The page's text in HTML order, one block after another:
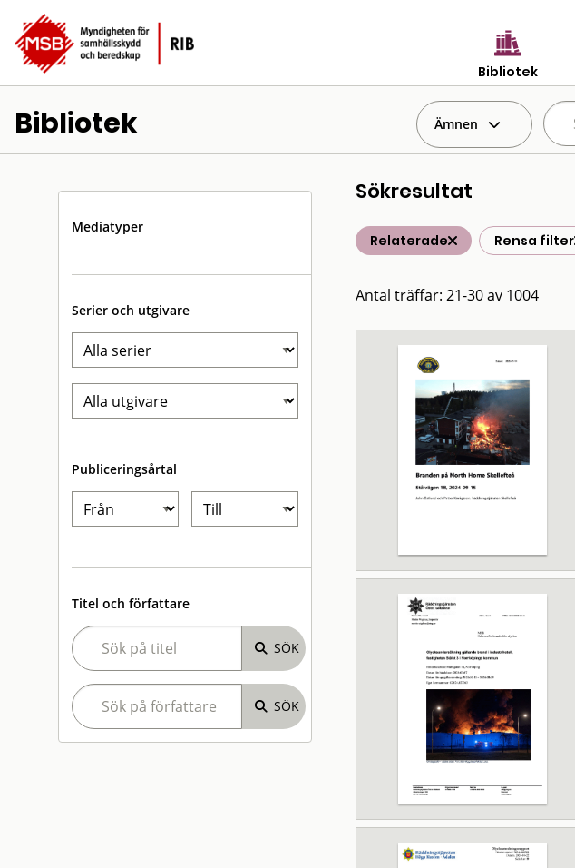
Bibliotek
Bibliotek Ämnen
Mediatyper
Serier och utgivare
Publiceringsårtal
Titel och författare
Sökresultat
Relaterade Rensa filter
Antal träffar: 21-30 av 1004